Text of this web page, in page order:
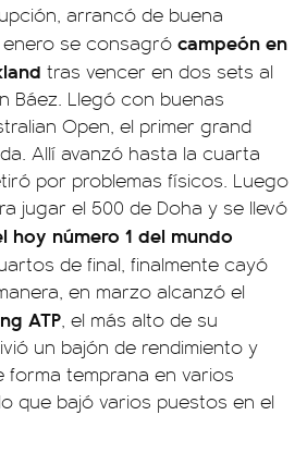
arrancó de buena
enero se consagró campeón en
tras vencer en dos sets al
Báez. Llegó con buenas
Open, el primer grand
Allí avanzó hasta la cuarta
por problemas físicos. Luego
jugar el 500 de Doha y se llevó
hoy número 1 del mundo
de final, finalmente cayó
en marzo alcanzó el
ATP, el más alto de su
un bajón de rendimiento y
forma temprana en varios
que bajó varios puestos en el